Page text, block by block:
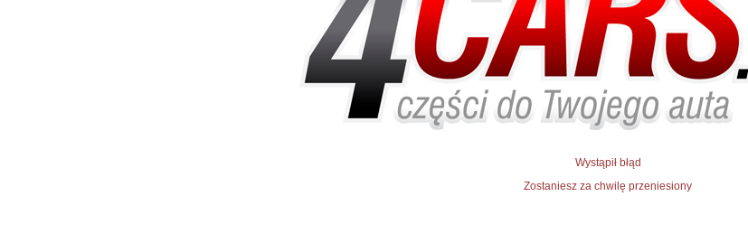
Wystąpił błąd
Zostaniesz za chwilę przeniesiony